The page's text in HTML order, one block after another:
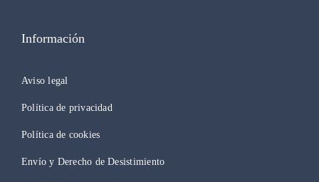
Información
Aviso legal
Política de privacidad
Política de cookies
Envío y Derecho de Desistimiento